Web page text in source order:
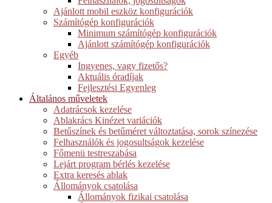
Ajánlott mobil eszköz konfigurációk
Számítógép konfigurációk
Minimum számítógép konfigurációk
Ajánlott számítógép konfigurációk
Egyéb
Ingyenes, vagy fizetős?
Aktuális óradíjak
Fejlesztési Egyenleg
Általános műveletek
Adatrácsok kezelése
Ablakrács Kinézet variációk
Betűszínek és betűméret változtatása, sorok színezése
Felhasználók és jogosultságok kezelése
Főmenü testreszabása
Lejárt program bérlés kezelése
Extra keresés ablak
Állományok csatolása
Állományok fizikai csatolása